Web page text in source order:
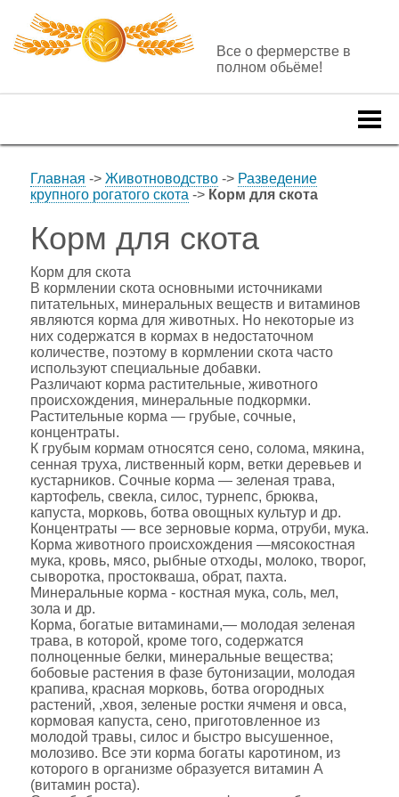
Все о фермерстве в
полном обьёме!
Главная -> Животноводство-> Разведение
крупного рогатого скота -> Корм для скота
Корм для скота
Корм для скота
В кормлении скота основными источниками
питательных, минеральных веществ и витаминов
являются корма для животных. Но некоторые из
них содержатся в кормах в недостаточном
количестве, поэтому в кормлении скота часто
используют специальные добавки.
Различают корма растительные, животного
происхождения, минеральные подкормки.
Растительные корма — грубые, сочные,
концентраты.
К грубым кормам относятся сено, солома, мякина,
сенная труха, лиственный корм, ветки деревьев и
кустарников. Сочные корма — зеленая трава,
картофель, свекла, силос, турнепс, брюква,
капуста, морковь, ботва овощных культур и др.
Концентраты — все зерновые корма, отруби, мука.
Корма животного происхождения —мясокостная
мука, кровь, мясо, рыбные отходы, молоко, творог,
сыворотка, простокваша, обрат, пахта.
Минеральные корма - костная мука, соль, мел,
зола и др.
Корма, богатые витаминами,— молодая зеленая
трава, в которой, кроме того, содержатся
полноценные белки, минеральные вещества;
бобовые растения в фазе бутонизации, молодая
крапива, красная морковь, ботва огородных
растений, ,хвоя, зеленые ростки ячменя и овса,
кормовая капуста, сено, приготовленное из
молодой травы, силос и быстро высушенное,
молозиво. Все эти корма богаты каротином, из
которого в организме образуется витамин А
(витамин роста).